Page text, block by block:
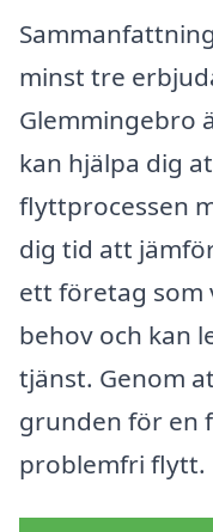
minst tre
Glemmingebro
kan hjälpa dig
flyttprocessen
dig tid att
ett företag som
behov och kan
tjänst. Genom
grunden för en
problemfri flytt.